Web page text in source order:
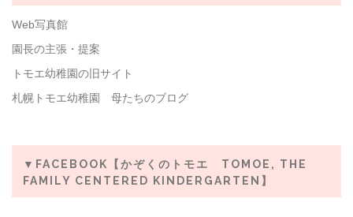
Web写真館
園長の主張・提案
トモエ幼稚園の旧サイト
札幌トモエ幼稚園 母たちのブログ
▼FACEBOOK【かぞくのトモエ TOMOE, THE
FAMILY CENTERED KINDERGARTEN】